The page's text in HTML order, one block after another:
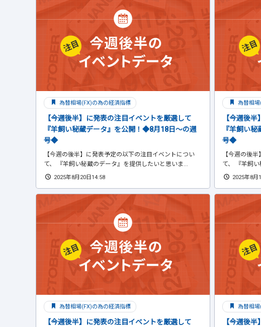
為替相場(FX)の為の経済指標
【今週後半】に発表の注目イベントを厳選して
『羊飼い秘蔵データ』を公開！◆8月18日～の週
号◆
【今週の後半】に発表予定の以下の注目イベントについ
て、 『羊飼い秘蔵のデータ』を提供したいと思いま...
2025年8月20日14:58
為替相
【今週後
『羊飼い
号◆
【今週の後
て、 『羊飼
2025年8月
為替相場(FX)の為の経済指標
【今週後半】に発表の注目イベントを厳選して
為替相
【今週後